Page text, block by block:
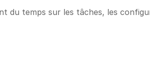
du temps sur les tâches, les